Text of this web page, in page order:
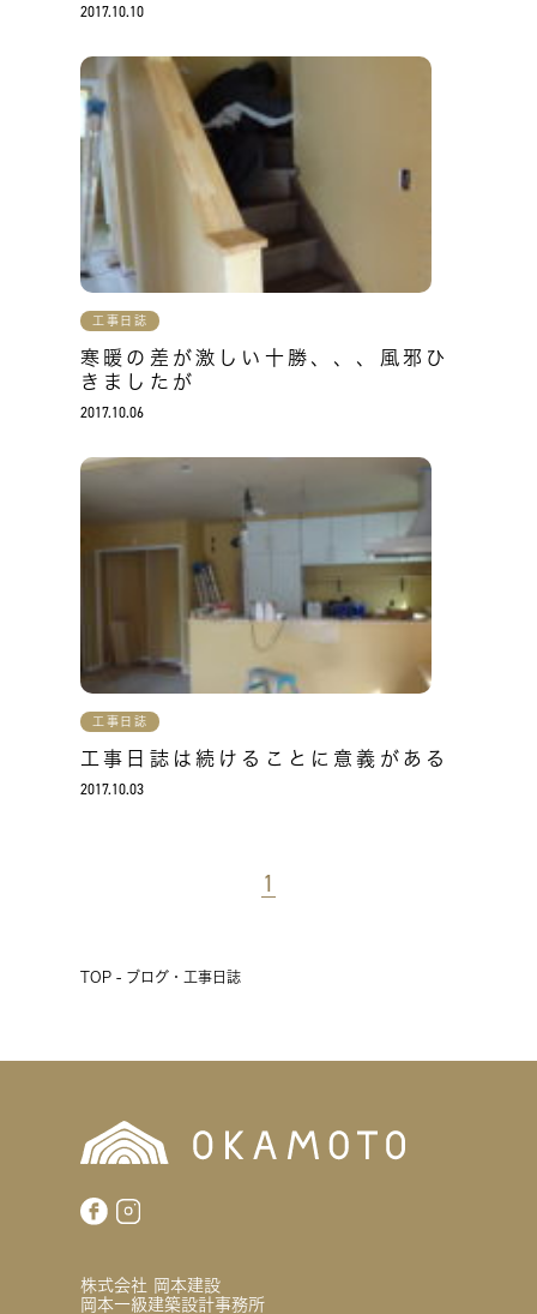
2017.10.10
工事日誌
寒暖の差が激しい十勝、、、風邪ひ
きましたが
2017.10.06
工事日誌
工事日誌は続けることに意義がある
2017.10.03
1
TOP - ブログ・工事日誌
株式会社 岡本建設
岡本一級建築設計事務所